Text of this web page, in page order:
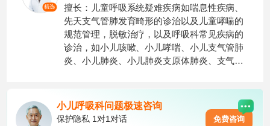
精选
擅长：儿童呼吸系统疑难疾病如喘息性疾病、
先天支气管肺发育畸形的诊治以及儿童哮喘的
规范管理，脱敏治疗，以及呼吸科常见疾病的
诊治，如小儿咳嗽、小儿哮喘、小儿支气管肺
炎、小儿肺炎、小儿肺炎支原体肺炎、支气管
小儿呼吸科问题极速咨询
保护隐私 1对1对话 免费咨询